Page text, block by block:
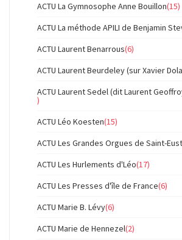
ACTU La Gymnosophe Anne Bouillon(15)
ACTU La méthode APILI de Benjamin
ACTU Laurent Benarrous(6)
ACTU Laurent Beurdeley (sur Xavier
ACTU Laurent Sedel (dit Laurent
)
ACTU Léo Koesten(15)
ACTU Les Grandes Orgues de Saint-
ACTU Les Hurlements d'Léo(17)
ACTU Les Presses d'île de France(6)
ACTU Marie B. Lévy(6)
ACTU Marie de Hennezel(2)